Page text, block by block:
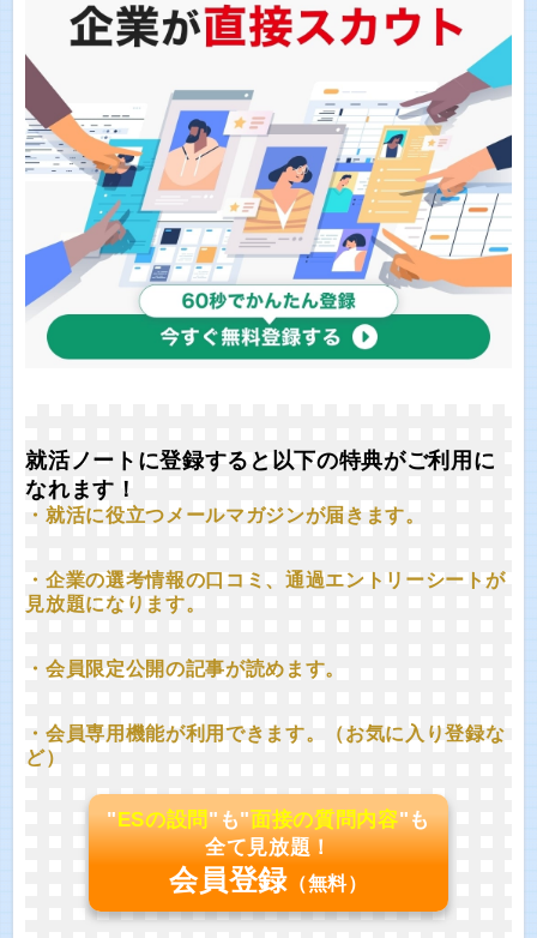
就活ノートに登録すると以下の特典がご利用に
なれます！
・就活に役立つメールマガジンが届きます。
・企業の選考情報の口コミ、通過エントリーシートが
見放題になります。
・会員限定公開の記事が読めます。
・会員専用機能が利用できます。（お気に入り登録な
ど）
"ESの設問"も"面接の質問内容"も
全て見放題！
会員登録 （無料）